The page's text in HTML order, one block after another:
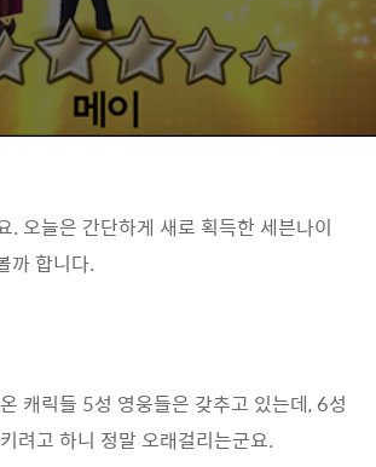
. 오늘은 간단하게 새로 획득한 세븐나이
까 합니다.
캐릭들 5성 영웅들은 갖추고 있는데, 6성
려고 하니 정말 오래걸리는군요.